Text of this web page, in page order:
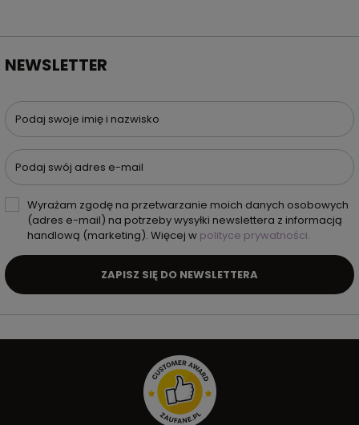
NEWSLETTER
Podaj swoje imię i nazwisko
Podaj swój adres e-mail
Wyrażam zgodę na przetwarzanie moich danych osobowych
(adres e-mail) na potrzeby wysyłki newslettera z informacją
handlową (marketing). Więcej w polityce prywatności.
ZAPISZ SIĘ DO NEWSLETTERA